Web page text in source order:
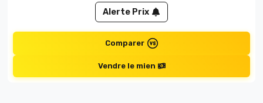
Alerte Prix
Comparer
Vendre le mien